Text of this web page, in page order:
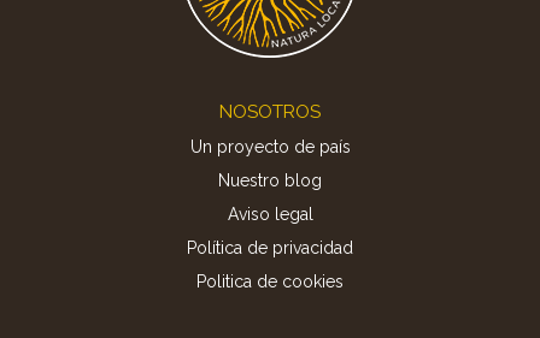
NOSOTROS
Un proyecto de país
Nuestro blog
Aviso legal
Política de privacidad
Politica de cookies